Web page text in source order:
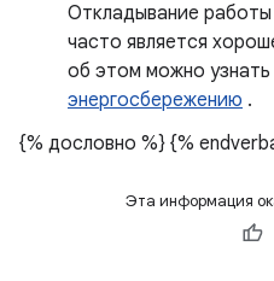
Откладывание
часто является
об этом можно
энергосбережению .
{% дословно %} {%
Эта информация